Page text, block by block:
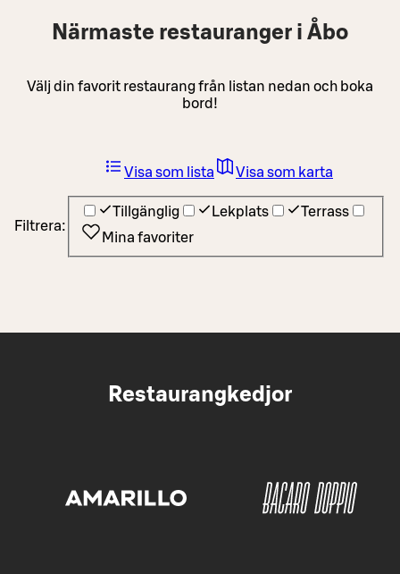
Närmaste restauranger i Åbo
Välj din favorit restaurang från listan nedan och boka
bord!
Filtrera:
Tillgänglig Lekplats
Terrass
Mina favoriter
Visa som lista Visa som karta
Restaurangkedjor